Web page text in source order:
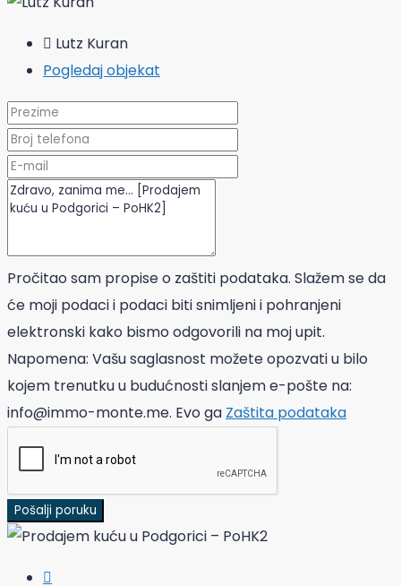
Lutz Kuran
Pogledaj objekat
Pročitao sam propise o zaštiti podataka. Slažem se da
će moji podaci i podaci biti snimljeni i pohranjeni
elektronski kako bismo odgovorili na moj upit.
Napomena: Vašu saglasnost možete opozvati u bilo
kojem trenutku u budućnosti slanjem e-pošte na:
info@immo-monte.me. Evo ga Zaštita podataka
Pošalji poruku